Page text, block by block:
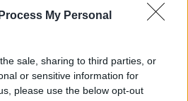
My Personal
sale, sharing to third parties, or
or sensitive information for
please use the below opt-out
mëdha/ Rama: Shmangëm një
bilanc tragjik